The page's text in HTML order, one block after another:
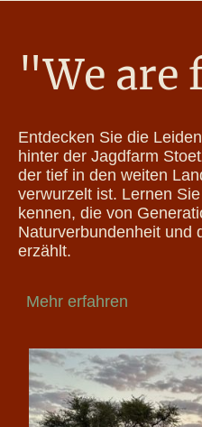
"We are
Entdecken Sie die
hinter der Jagdfarm
der tief in den weiten
verwurzelt ist. Lernen
kennen, die von
Naturverbundenheit und
erzählt.
Mehr erfahren